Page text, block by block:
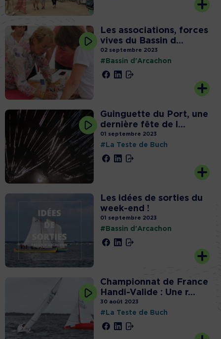
Les associations, forces
vives du Bassin d...
02 septembre 2023
#Bassin d'Arcachon
Guinguette du Port, une
dernière fête de l...
01 septembre 2023
#La Teste de Buch
Les idées de sorties du
week-end !
01 septembre 2023
#Bassin d'Arcachon
Championnat de France
Handi-Valide : Une r...
30 août 2023
#La Teste de Buch